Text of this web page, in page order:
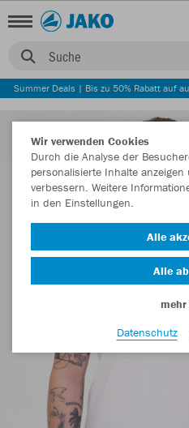
Suche
Summer Deals | Bis zu 50% Rabatt auf
Wir verwenden Cookies
Durch die Analyse der
personalisierte Inhalte
verbessern. Weitere
in den Einstellungen.
Alle
Alle
Datenschutz